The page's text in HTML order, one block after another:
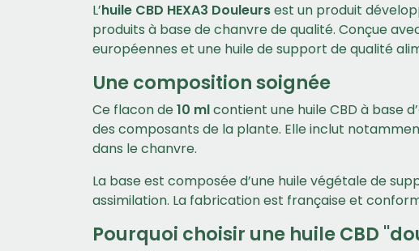
L’huile CBD HEXA3 Douleursest un produit
produits à base de chanvre de qualité. Conçue
européennes et une huile de support de qualité
Une composition soignée
Ce flacon de10 mlcontient une huile CBD à base
des composants de la plante. Elle inclut
dans le chanvre.
La base est composée d’une huile végétale de
assimilation. La fabrication est française et
Pourquoi choisir une huile CBD